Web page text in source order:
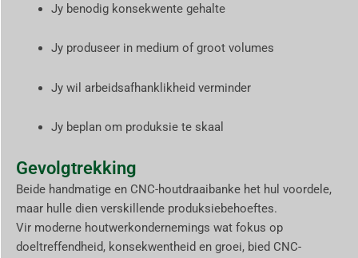
Jy benodig konsekwente gehalte
Jy produseer in medium of groot volumes
Jy wil arbeidsafhanklikheid verminder
Jy beplan om produksie te skaal
Gevolgtrekking
Beide handmatige en CNC-houtdraaibanke het hul voordele,
maar hulle dien verskillende produksiebehoeftes.
Vir moderne houtwerkondernemings wat fokus op
doeltreffendheid, konsekwentheid en groei, bied CNC-